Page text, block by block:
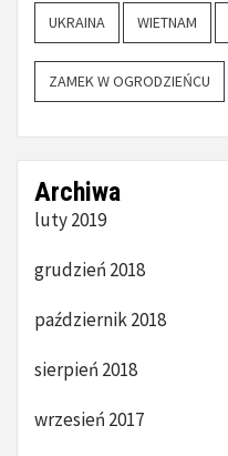
UKRAINA WIETNAM
ZAMEK W OGRODZIEŃCU
Archiwa
luty 2019
grudzień 2018
październik 2018
sierpień 2018
wrzesień 2017